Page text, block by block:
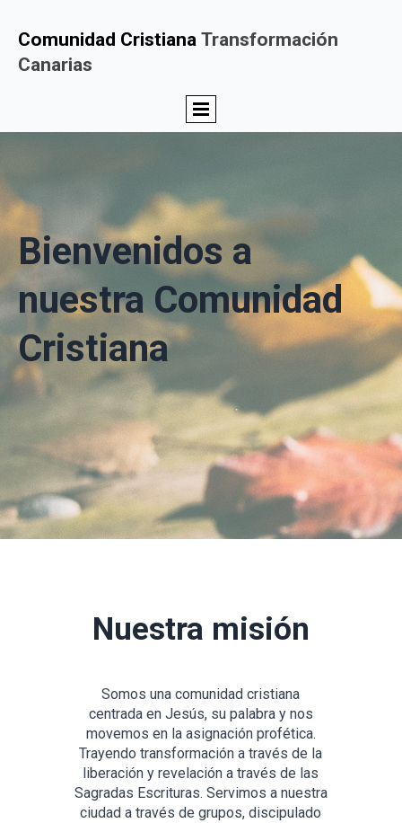
Comunidad Cristiana Transformación
Canarias
Bienvenidos a
nuestra Comunidad
Cristiana
Nuestra misión
Somos una comunidad cristiana
centrada en Jesús, su palabra y nos
movemos en la asignación profética.
Trayendo transformación a través de la
liberación y revelación a través de las
Sagradas Escrituras. Servimos a nuestra
ciudad a través de grupos, discipulado